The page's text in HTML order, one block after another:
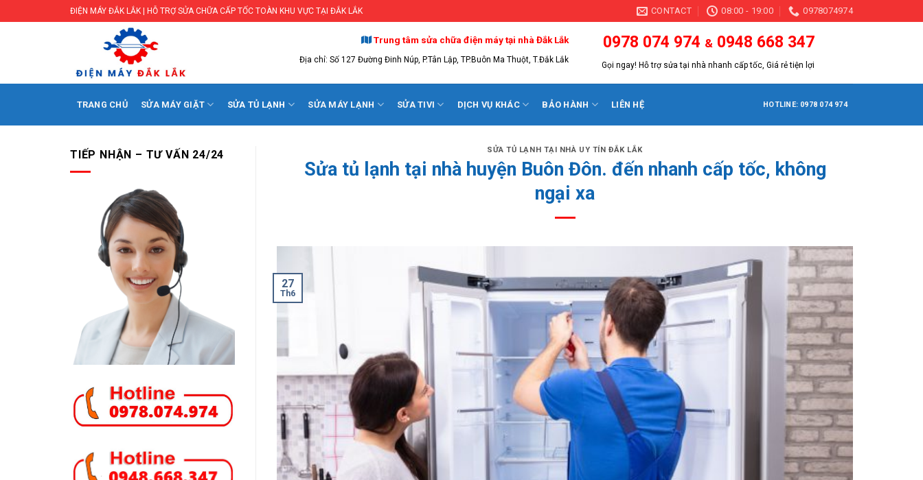
to
ĐIỆN MÁY ĐẮK LẮK | HỖ TRỢ SỬA CHỮA CẤP TỐC TOÀN KHU VỰC TẠI ĐẮK LẮK CONTACT 08:00 - 19:00 0978074974
Trung tâm sửa chữa điện máy tại nhà Đắk Lắk
Địa chỉ: Số 127 Đường Đinh Núp, P.Tân Lập, TP.Buôn Ma Thuột, T.Đắk Lắk
0978 074 974 & 0948 668 347
Gọi ngay! Hỗ trợ sửa tại nhà nhanh cấp tốc, Giá rẻ tiện lợi
TRANG CHỦ SỬA MÁY GIẶT SỬA TỦ LẠNH SỬA MÁY LẠNH SỬA TIVI DỊCH VỤ KHÁC BẢO HÀNH LIÊN HỆ HOTLINE: 0978 074 974
TIẾP NHẬN – TƯ VẤN 24/24 SỬA TỦ LẠNH TẠI NHÀ UY TÍN ĐẮK LẮK
Sửa tủ lạnh tại nhà huyện Buôn Đôn. đến nhanh cấp tốc, không
ngại xa
27
Th6